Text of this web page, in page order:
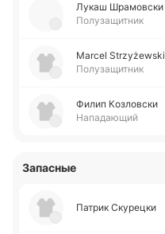
Лукаш Шра­мо­вски
Полузащитник
Marcel Strzyżewski
Полузащитник
Филип Ко­зло­вски
Нападающий
Запасные
Патрик Ску­ре­цки